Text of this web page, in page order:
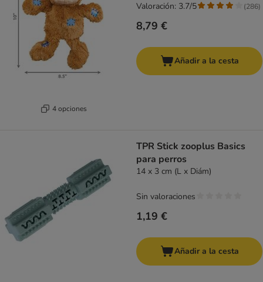
4 opciones
8,79 €
Valoración: 3.7/5 (286)
Añadir a la cesta
TPR Stick zooplus Basics
para perros
14 x 3 cm (L x Diám)
1,19 €
Sin valoraciones
Añadir a la cesta